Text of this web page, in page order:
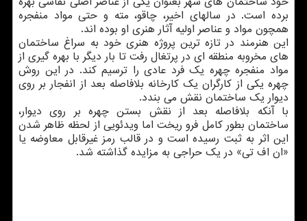
برده است. در سالهای اخیر، چاقو، مته و حتی مواد منفجره
همچون مواد و عناصر اولیه آثار هنری او بوده اند.
این هنرمند در تازه ترین پروژه هنری خود به سراغ ساختمان
های مخروبه منطقه ای در پرتغال رفت تا بار دیگر با بهره گیری از
مواد منفجره چهره یک فرد عادی را ترسیم کند. در این روش
چهره یکی از کارگران یک کارخانه بلافاصله بعد از انفجار بر روی
دیوار یک ساختمان نقش می بندد.
با آنکه بلافاصله بعد از نقش بستن چهره بر روی دیوار،
ساختمان بطور کامل فرو ریخت اما ویدئویی از لحظه ظاهر شدن
این اثر به ثبت رسیده است و در قالب رمز غیرقابل معاوضه یا
«ان اف تی» در یک حراجی به مزایده گذاشته شد.